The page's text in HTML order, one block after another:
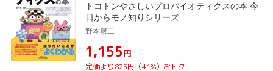
トコトンやさしいプロバイオティクスの本 今
日からモノ知りシリーズ
野本康二
¥1,155円
定価より825円（41%）おトク